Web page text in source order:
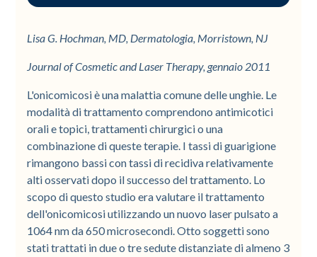
Lisa G. Hochman, MD, Dermatologia, Morristown, NJ
Journal of Cosmetic and Laser Therapy, gennaio 2011
L'onicomicosi è una malattia comune delle unghie. Le
modalità di trattamento comprendono antimicotici
orali e topici, trattamenti chirurgici o una
combinazione di queste terapie. I tassi di guarigione
rimangono bassi con tassi di recidiva relativamente
alti osservati dopo il successo del trattamento. Lo
scopo di questo studio era valutare il trattamento
dell'onicomicosi utilizzando un nuovo laser pulsato a
1064 nm da 650 microsecondi. Otto soggetti sono
stati trattati in due o tre sedute distanziate di almeno 3